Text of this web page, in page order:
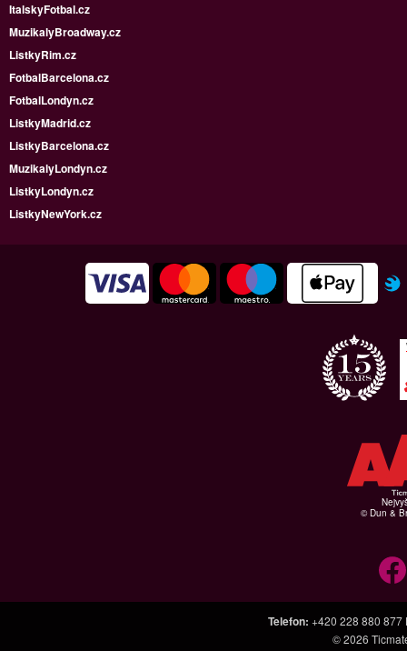
ItalskyFotbal.cz
MuzikalyBroadway.cz
ListkyRim.cz
FotbalBarcelona.cz
FotbalLondyn.cz
ListkyMadrid.cz
ListkyBarcelona.cz
MuzikalyLondyn.cz
ListkyLondyn.cz
ListkyNewYork.cz
© Dun &
Telefon: +420 228 880 877
© 2026